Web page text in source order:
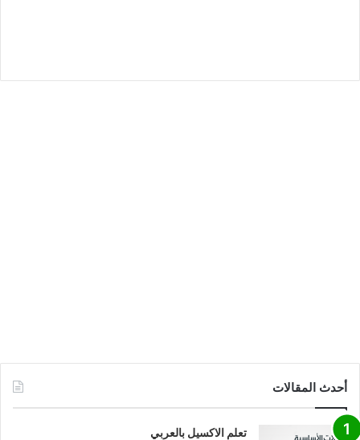
أحدث المقالات
تعلم الاكسيل بالعربي